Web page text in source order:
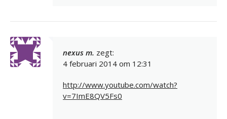
nexus m. zegt:
4 februari 2014 om 12:31
http://www.youtube.com/watch?
v=7ImE8QV5Fs0